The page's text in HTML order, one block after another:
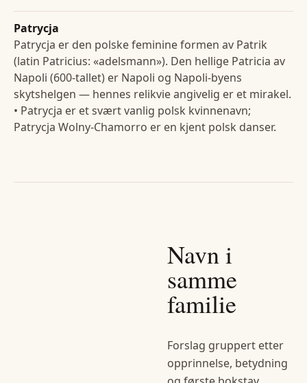
Patrycja
Patrycja er den polske feminine formen av Patrik
(latin Patricius: «adelsmann»). Den hellige Patricia av
Napoli (600-tallet) er Napoli og Napoli-byens
skytshelgen — hennes relikvie angivelig er et mirakel.
• Patrycja er et svært vanlig polsk kvinnenavn;
Patrycja Wolny-Chamorro er en kjent polsk danser.
Navn i
samme
familie
Forslag gruppert etter
opprinnelse, betydning